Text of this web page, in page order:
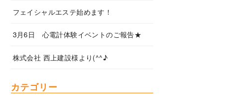
フェイシャルエステ始めます！
3月6日 心電計体験イベントのご報告★
株式会社 西上建設様より(^^♪
カテゴリー